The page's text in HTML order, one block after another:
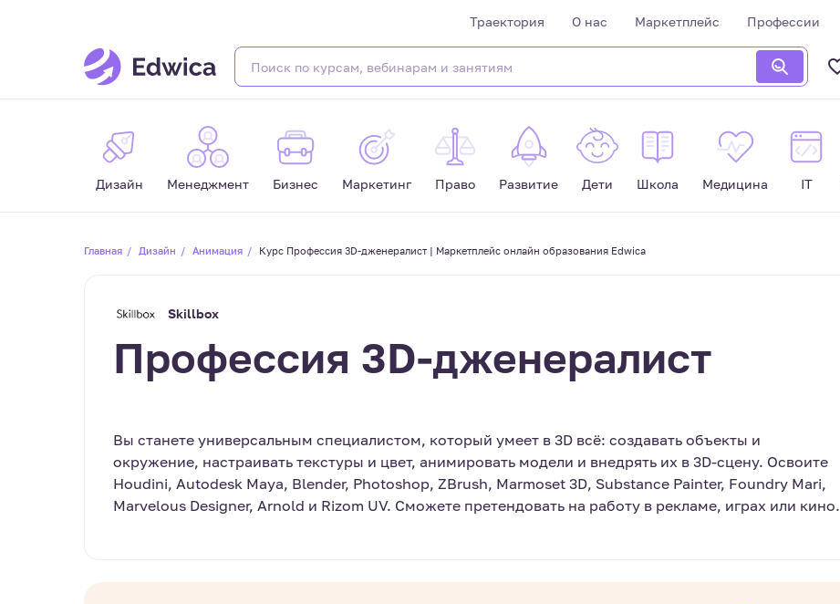
Траектория О нас Маркетплейс Профессии
Дизайн Менеджмент Бизнес Маркетинг Право Развитие Дети Школа Медицина IT
Главная Дизайн Анимация Курс Профессия 3D-дженералист | Маркетплейс онлайн образования Edwica
Skillbox
Профессия 3D-дженералист
Вы станете универсальным специалистом, который умеет в 3D всё: создавать объекты и
окружение, настраивать текстуры и цвет, анимировать модели и внедрять их в 3D-сцену. Освоите
Houdini, Autodesk Maya, Blender, Photoshop, ZBrush, Marmoset 3D, Substance Painter, Foundry Mari,
Marvelous Designer, Arnold и Rizom UV. Сможете претендовать на работу в рекламе, играх или кино.